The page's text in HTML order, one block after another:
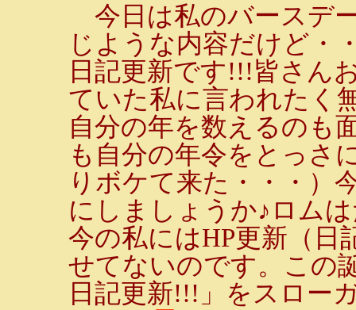
今日は私のバースデ
じような内容だけど・
日記更新です!!!皆さん
ていた私に言われたく
自分の年を数えるのも
も自分の年令をとっさ
りボケて来た・・・）
にしましょうか♪ロム
今の私にはHP更新（日
せてないのです。この
日記更新!!!」をスロー